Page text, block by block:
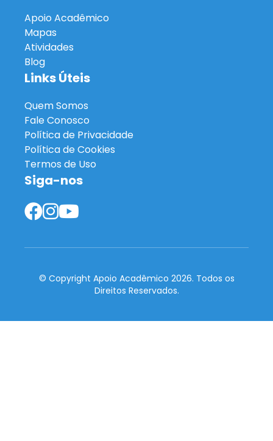
Apoio Acadêmico
Mapas
Atividades
Blog
Links Úteis
Quem Somos
Fale Conosco
Política de Privacidade
Política de Cookies
Termos de Uso
Siga-nos
© Copyright Apoio Acadêmico 2026. Todos os
Direitos Reservados.